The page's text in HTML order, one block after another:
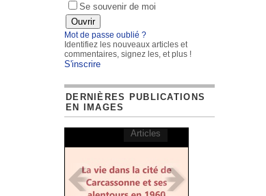
Se souvenir de moi
Mot de passe oublié ?
Identifiez les nouveaux articles et
commentaires, signez les, et plus !
S'inscrire
DERNIÈRES PUBLICATIONS
EN IMAGES
Articles